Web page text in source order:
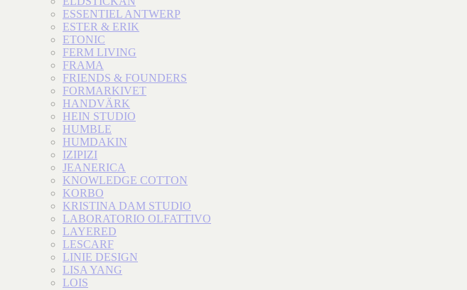
ESSENTIEL ANTWERP
ESTER & ERIK
ETONIC
FERM LIVING
FRAMA
FRIENDS & FOUNDERS
FORMARKIVET
HANDVÄRK
HEIN STUDIO
HUMBLE
HUMDAKIN
IZIPIZI
JEANERICA
KNOWLEDGE COTTON
KORBO
KRISTINA DAM STUDIO
LABORATORIO OLFATTIVO
LAYERED
LESCARF
LINIE DESIGN
LISA YANG
LOIS